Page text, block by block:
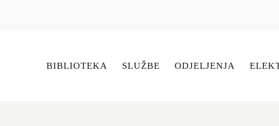
BIBLIOTEKA SLUŽBE ODJELJENJA